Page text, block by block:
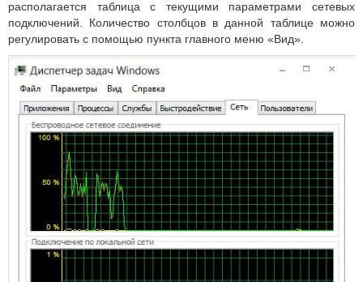
располагается таблица с текущими параметрами сетевых
подключений. Количество столбцов в данной таблице можно
регулировать с помощью пункта главного меню «Вид».